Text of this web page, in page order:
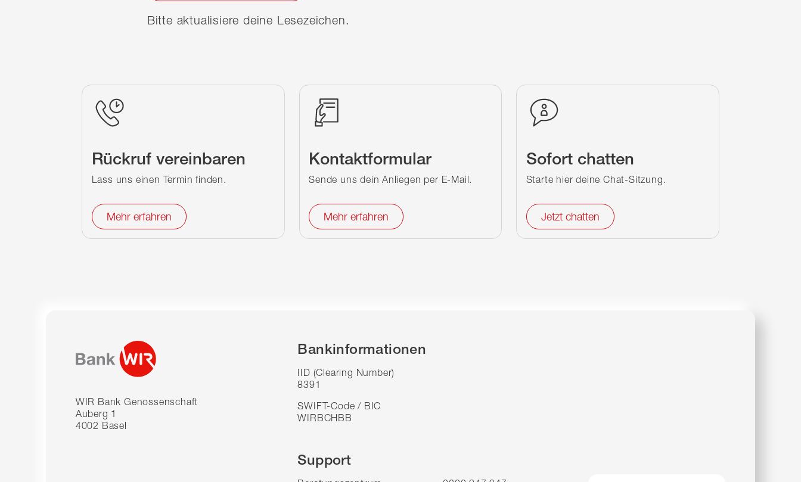
Bitte aktualisiere deine Lesezeichen.
Rückruf vereinbaren
Lass uns einen Termin finden.
Mehr erfahren
Kontaktformular
Sende uns dein Anliegen per E-Mail.
Mehr erfahren
Sofort chatten
Starte hier deine Chat-Sitzung.
Jetzt chatten
WIR Bank Genossenschaft
Auberg 1
4002 Basel
Bankinformationen
IID (Clearing Number)
8391
SWIFT-Code / BIC
WIRBCHBB
Support